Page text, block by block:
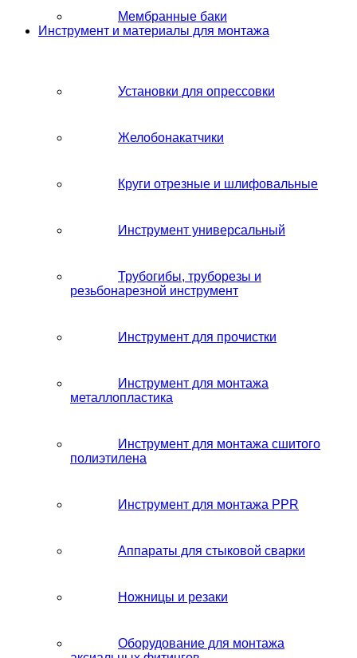
Мембранные баки
Инструмент и материалы для монтажа
Установки для опрессовки
Желобонакатчики
Круги отрезные и шлифовальные
Инструмент универсальный
Трубогибы, труборезы и
резьбонарезной инструмент
Инструмент для прочистки
Инструмент для монтажа
металлопластика
Инструмент для монтажа сшитого
полиэтилена
Инструмент для монтажа PPR
Аппараты для стыковой сварки
Ножницы и резаки
Оборудование для монтажа